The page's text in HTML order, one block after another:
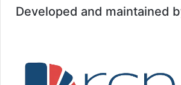
Developed and maintained